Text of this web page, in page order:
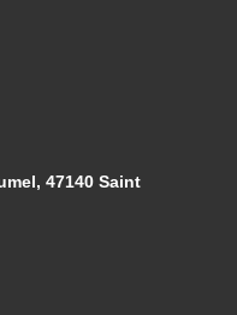
47140 Saint